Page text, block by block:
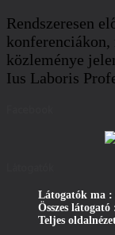
Rendszeresen
közleménye
Ius Laboris
Látogatók ma :
Összes látogató
Teljes